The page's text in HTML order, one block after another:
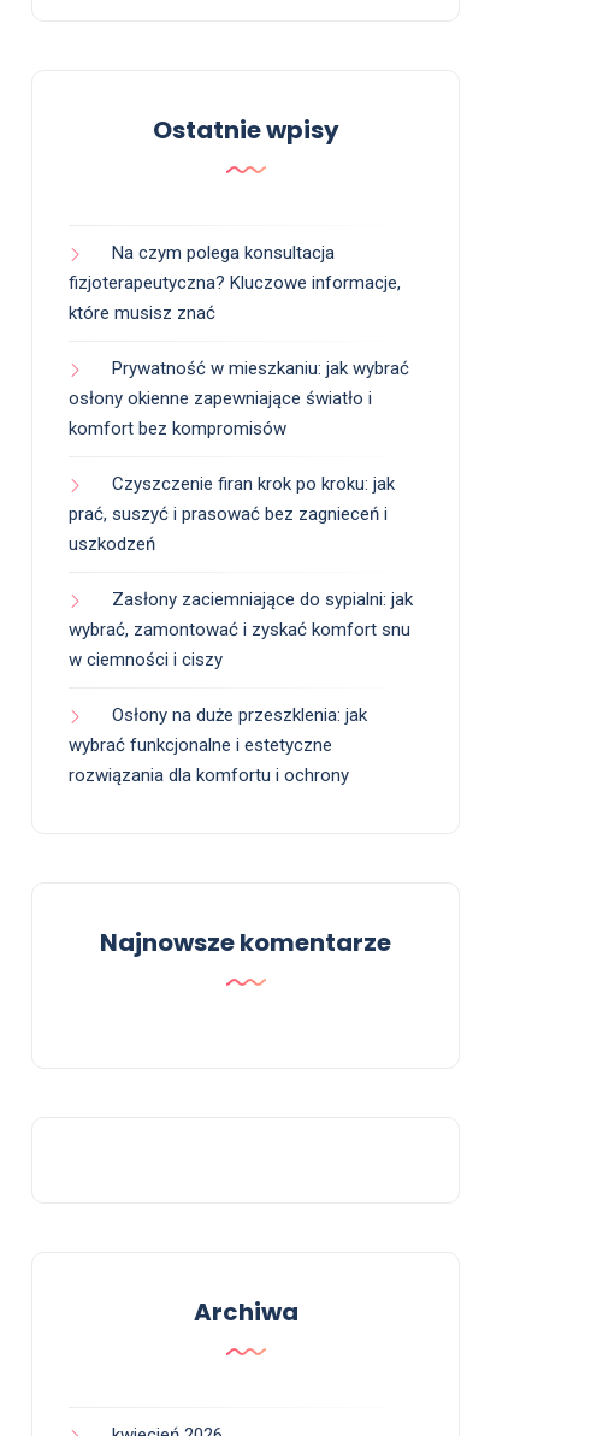
Ostatnie wpisy
Na czym polega konsultacja
fizjoterapeutyczna? Kluczowe informacje,
które musisz znać
Prywatność w mieszkaniu: jak wybrać
osłony okienne zapewniające światło i
komfort bez kompromisów
Czyszczenie firan krok po kroku: jak
prać, suszyć i prasować bez zagnieceń i
uszkodzeń
Zasłony zaciemniające do sypialni: jak
wybrać, zamontować i zyskać komfort snu
w ciemności i ciszy
Osłony na duże przeszklenia: jak
wybrać funkcjonalne i estetyczne
rozwiązania dla komfortu i ochrony
Najnowsze komentarze
Archiwa